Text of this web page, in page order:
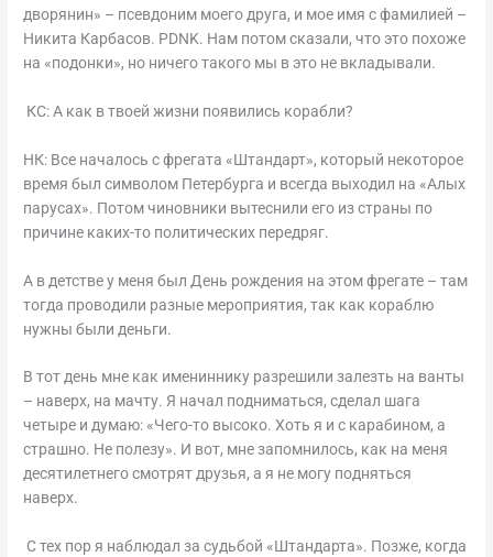
дворянин» – псевдоним моего друга, и мое имя с фамилией –
Никита Карбасов. PDNK. Нам потом сказали, что это похоже
на «подонки», но ничего такого мы в это не вкладывали.
КС: А как в твоей жизни появились корабли?
НК: Все началось с фрегата «Штандарт», который некоторое
время был символом Петербурга и всегда выходил на «Алых
парусах». Потом чиновники вытеснили его из страны по
причине каких-то политических передряг.
А в детстве у меня был День рождения на этом фрегате – там
тогда проводили разные мероприятия, так как кораблю
нужны были деньги.
В тот день мне как имениннику разрешили залезть на ванты
– наверх, на мачту. Я начал подниматься, сделал шага
четыре и думаю: «Чего-то высоко. Хоть я и с карабином, а
страшно. Не полезу». И вот, мне запомнилось, как на меня
десятилетнего смотрят друзья, а я не могу подняться
наверх.
С тех пор я наблюдал за судьбой «Штандарта». Позже, когда